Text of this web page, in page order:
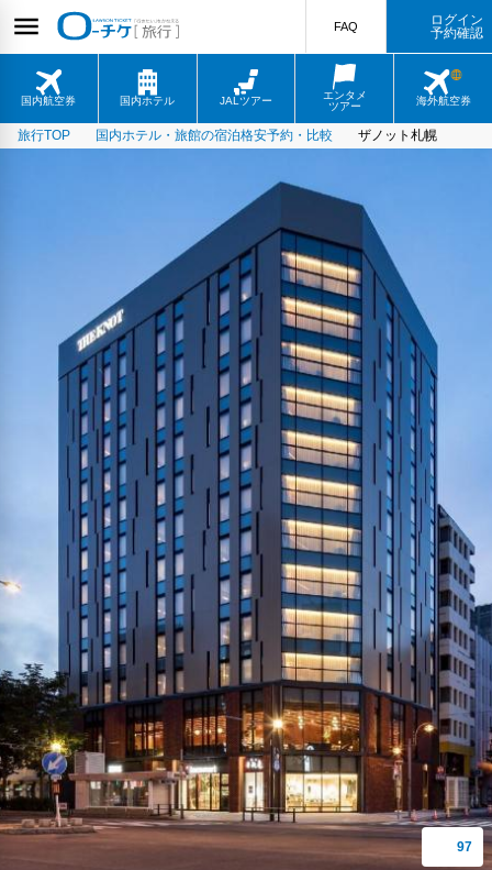
国内航空券 国内ホテル JALツアー
エンタメ
ツアー
海外航空券
FAQ
ログイン
予約確認
旅行TOP 国内ホテル・旅館の宿泊格安予約・比較 ザノット札幌